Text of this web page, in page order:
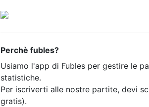
Perchè fubles?
Usiamo l'app di Fubles per gestire le
statistiche.
Per iscriverti alle nostre partite, devi
gratis).